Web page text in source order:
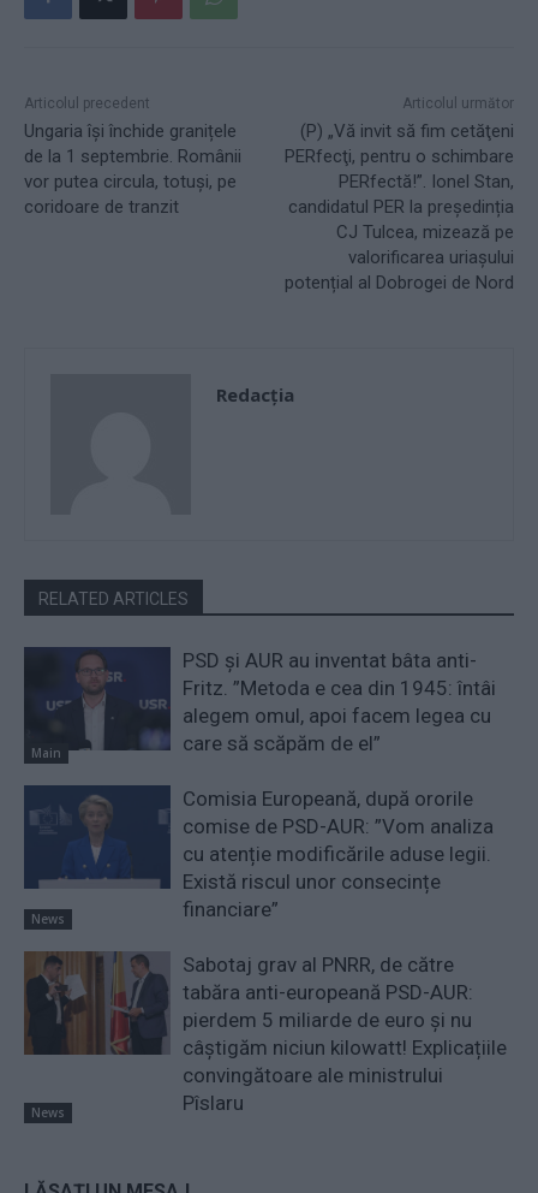
Articolul precedent
Ungaria își închide granițele
de la 1 septembrie. Românii
vor putea circula, totuși, pe
coridoare de tranzit
Articolul următor
(P) „Vă invit să fim cetăţeni
PERfecţi, pentru o schimbare
PERfectă!”. Ionel Stan,
candidatul PER la preşedinția
CJ Tulcea, mizează pe
valorificarea uriașului
potențial al Dobrogei de Nord
Redacţia
RELATED ARTICLES
Main
PSD și AUR au inventat bâta anti-
Fritz. ”Metoda e cea din 1945: întâi
alegem omul, apoi facem legea cu
care să scăpăm de el”
News
Comisia Europeană, după ororile
comise de PSD-AUR: ”Vom analiza
cu atenție modificările aduse legii.
Există riscul unor consecințe
financiare”
News
Sabotaj grav al PNRR, de către
tabăra anti-europeană PSD-AUR:
pierdem 5 miliarde de euro și nu
câștigăm niciun kilowatt! Explicațiile
convingătoare ale ministrului
Pîslaru